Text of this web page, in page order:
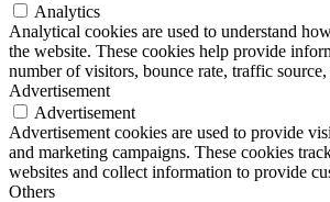
Analytics
Analytical cookies are used to understand
the website. These cookies help provide
number of visitors, bounce rate, traffic source,
Advertisement
Advertisement
Advertisement cookies are used to provide
and marketing campaigns. These cookies
websites and collect information to provide
Others